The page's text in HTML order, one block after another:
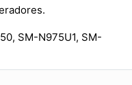
SM-N975U1, SM-